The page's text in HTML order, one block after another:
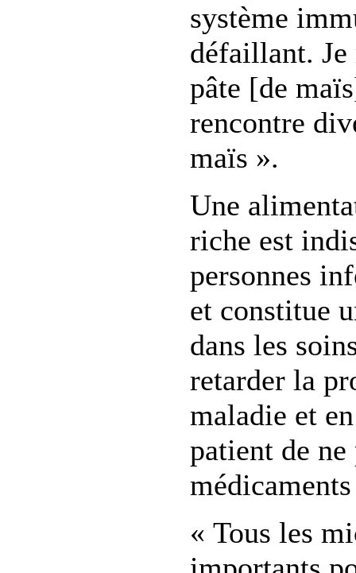
système
défaillant. Je
pâte [de
rencontre
maïs ».
Une
riche est
personnes
et constitue
dans les
retarder la
maladie et
patient de ne
« Tous les